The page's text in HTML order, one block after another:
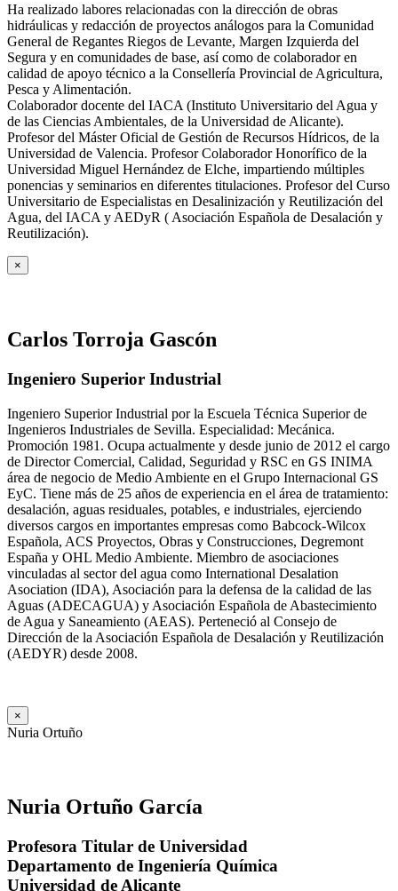
Ha realizado labores relacionadas con la dirección de obras
hidráulicas y redacción de proyectos análogos para la Comunidad
General de Regantes Riegos de Levante, Margen Izquierda del
Segura y en comunidades de base, así como de colaborador en
calidad de apoyo técnico a la Consellería Provincial de Agricultura,
Pesca y Alimentación.
Colaborador docente del IACA (Instituto Universitario del Agua y
de las Ciencias Ambientales, de la Universidad de Alicante).
Profesor del Máster Oficial de Gestión de Recursos Hídricos, de la
Universidad de Valencia. Profesor Colaborador Honorífico de la
Universidad Miguel Hernández de Elche, impartiendo múltiples
ponencias y seminarios en diferentes titulaciones. Profesor del Curso
Universitario de Especialistas en Desalinización y Reutilización del
Agua, del IACA y AEDyR ( Asociación Española de Desalación y
Reutilización).
×
Carlos Torroja Gascón
Ingeniero Superior Industrial
Ingeniero Superior Industrial por la Escuela Técnica Superior de
Ingenieros Industriales de Sevilla. Especialidad: Mecánica.
Promoción 1981. Ocupa actualmente y desde junio de 2012 el cargo
de Director Comercial, Calidad, Seguridad y RSC en GS INIMA
área de negocio de Medio Ambiente en el Grupo Internacional GS
EyC. Tiene más de 25 años de experiencia en el área de tratamiento:
desalación, aguas residuales, potables, e industriales, ejerciendo
diversos cargos en importantes empresas como Babcock-Wilcox
Española, ACS Proyectos, Obras y Construcciones, Degremont
España y OHL Medio Ambiente. Miembro de asociaciones
vinculadas al sector del agua como International Desalation
Asociation (IDA), Asociación para la defensa de la calidad de las
Aguas (ADECAGUA) y Asociación Española de Abastecimiento
de Agua y Saneamiento (AEAS). Perteneció al Consejo de
Dirección de la Asociación Española de Desalación y Reutilización
(AEDYR) desde 2008.
×
Nuria Ortuño
Nuria Ortuño García
Profesora Titular de Universidad
Departamento de Ingeniería Química
Universidad de Alicante